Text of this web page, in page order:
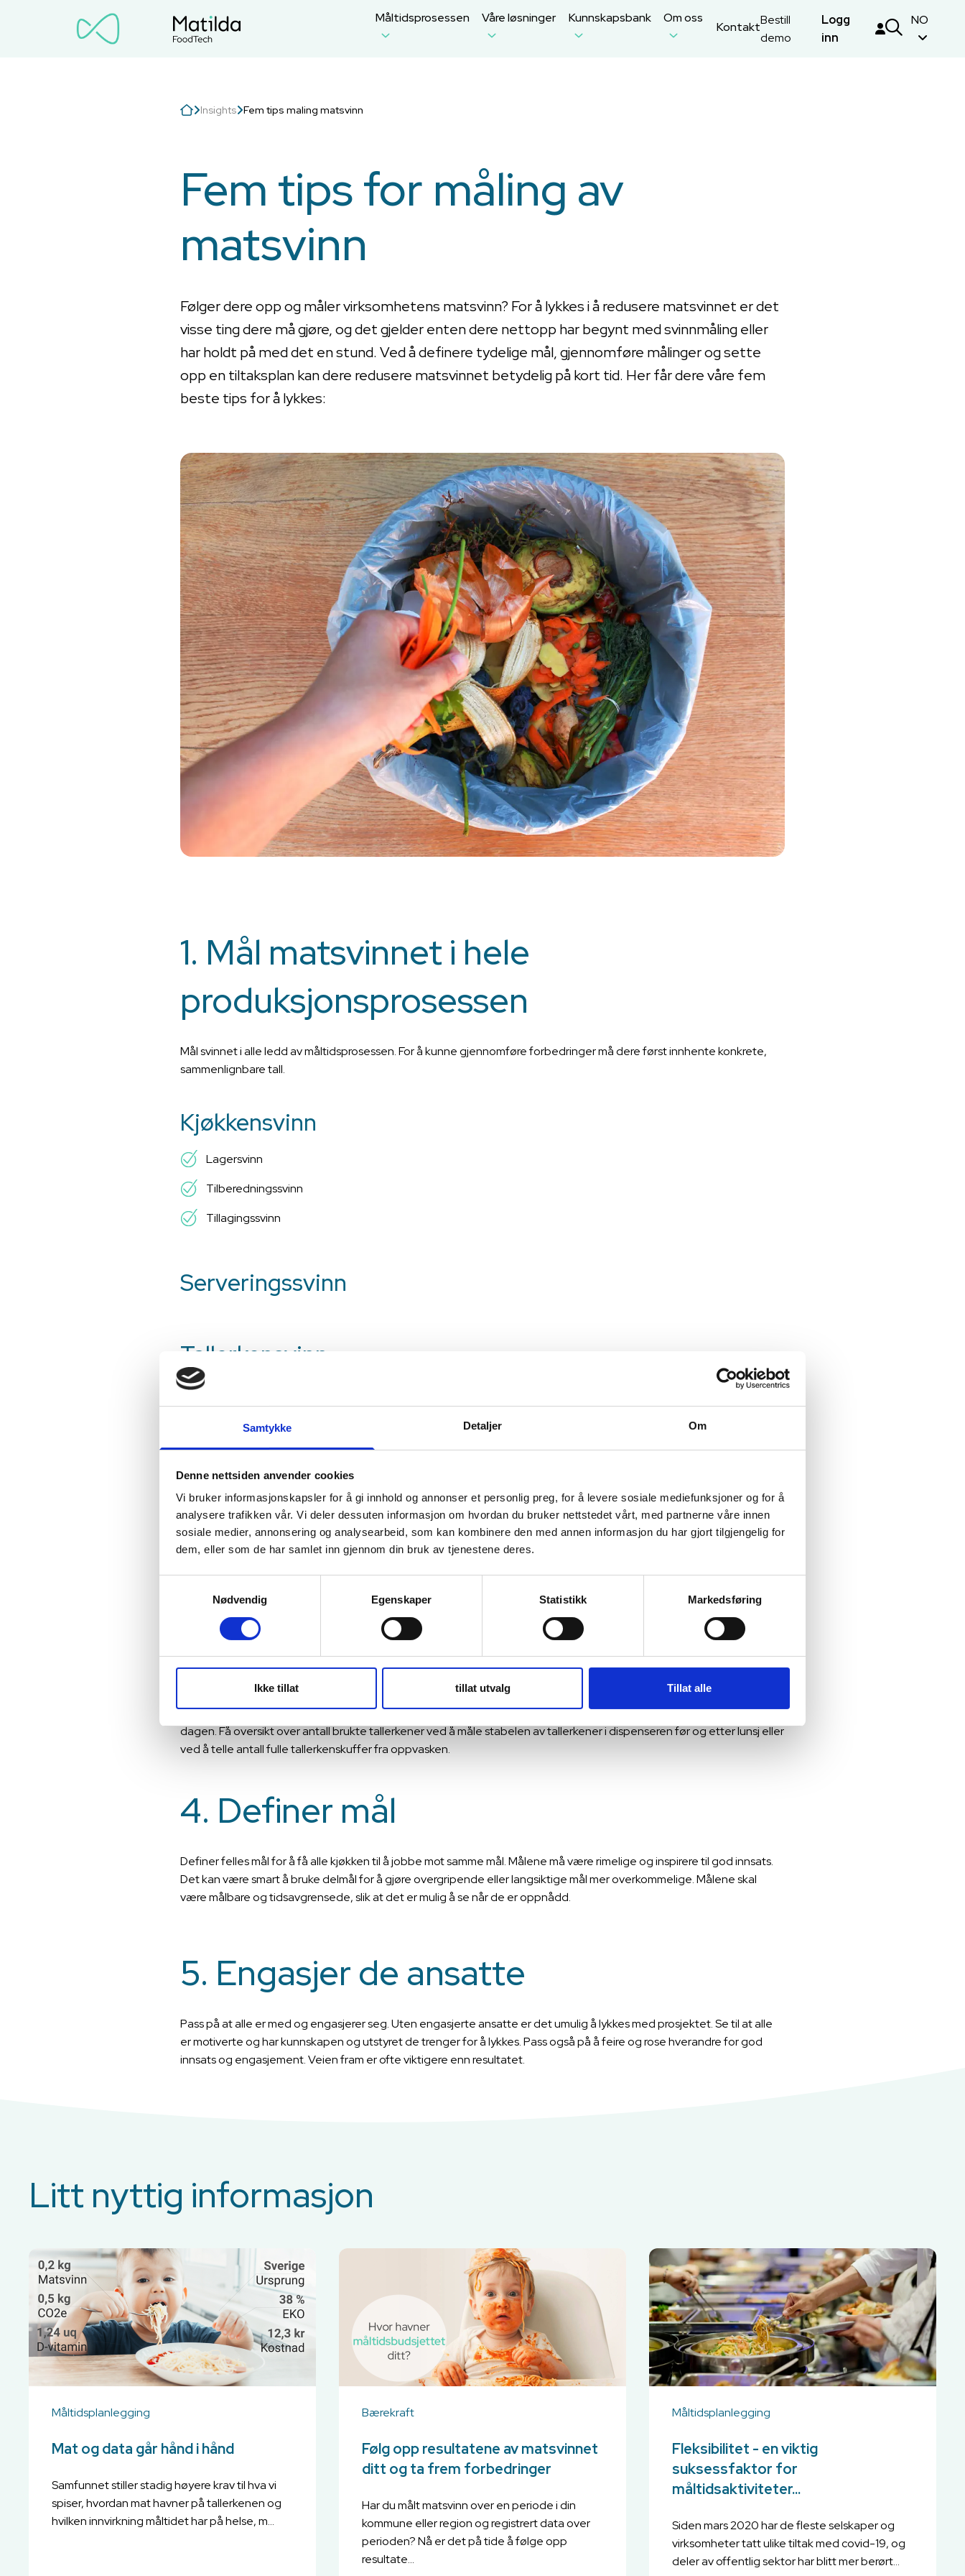
Samtykke Detaljer Om
Denne nettsiden anvender cookies
Vi bruker informasjonskapsler for å gi innhold og annonser et personlig preg, for å levere sosiale mediefunksjoner og for å
analysere trafikken vår. Vi deler dessuten informasjon om hvordan du bruker nettstedet vårt, med partnerne våre innen
sosiale medier, annonsering og analysearbeid, som kan kombinere den med annen informasjon du har gjort tilgjengelig for
dem, eller som de har samlet inn gjennom din bruk av tjenestene deres.
Nødvendig
Egenskaper Statistikk Markedsføring
Ikke tillat tillat utvalg Tillat alle
Måltidsprosessen Våre løsninger Kunnskapsbank Om oss
KontaktBestill
demo
Logg
inn
NO
Insights Fem tips maling matsvinn
Fem tips for måling av
matsvinn
Følger dere opp og måler virksomhetens matsvinn? For å lykkes i å redusere matsvinnet er det
visse ting dere må gjøre, og det gjelder enten dere nettopp har begynt med svinnmåling eller
har holdt på med det en stund. Ved å definere tydelige mål, gjennomføre målinger og sette
opp en tiltaksplan kan dere redusere matsvinnet betydelig på kort tid. Her får dere våre fem
beste tips for å lykkes:
1. Mål matsvinnet i hele
produksjonsprosessen
Mål svinnet i alle ledd av måltidsprosessen. For å kunne gjennomføre forbedringer må dere først innhente konkrete,
sammenlignbare tall.
Kjøkkensvinn
Lagersvinn
Tilberedningssvinn
Tillagingssvinn
Serveringssvinn
Tallerkensvinn
Et tips er å ha egne beholdere for hver svinntype og merke dem tydelig slik at alle kan se. Da blir det lettere å skille
svinntypene fra hverandre.
2. Mål matsvinnet løpende
Ved å måle matsvinnet løpende får dere et riktigere bilde av situasjonen, og dere får også oversikt over hvilke retter
eller kombinasjoner av retter som gir mer eller mindre svinn.
3. Utarbeid en svinnanalyse
Lag en svinnanalyse basert på målingene. Da får dere full oversikt over hvor i organisasjonende ulike typene svinn
rapporteres, og hva det innebærer for organisasjonen som helhet eller per kjøkken.
For å få fram tall for andel svinn per spisende gjest må dere ha informasjon om hvor mange som har spist den aktuelle
dagen. Få oversikt over antall brukte tallerkener ved å måle stabelen av tallerkener i dispenseren før og etter lunsj eller
ved å telle antall fulle tallerkenskuffer fra oppvasken.
4. Definer mål
Definer felles mål for å få alle kjøkken til å jobbe mot samme mål. Målene må være rimelige og inspirere til god innsats.
Det kan være smart å bruke delmål for å gjøre overgripende eller langsiktige mål mer overkommelige. Målene skal
være målbare og tidsavgrensede, slik at det er mulig å se når de er oppnådd.
5. Engasjer de ansatte
Pass på at alle er med og engasjerer seg. Uten engasjerte ansatte er det umulig å lykkes med prosjektet. Se til at alle
er motiverte og har kunnskapen og utstyret de trenger for å lykkes. Pass også på å feire og rose hverandre for god
innsats og engasjement. Veien fram er ofte viktigere enn resultatet.
Litt nyttig informasjon
Måltidsplanlegging
Mat og data går hånd i hånd
Samfunnet stiller stadig høyere krav til hva vi
spiser, hvordan mat havner på tallerkenen og
hvilken innvirkning måltidet har på helse, m...
Bærekraft
Følg opp resultatene av matsvinnet
ditt og ta frem forbedringer
Har du målt matsvinn over en periode i din
kommune eller region og registrert data over
perioden? Nå er det på tide å følge opp
resultate...
Måltidsplanlegging
Fleksibilitet - en viktig
suksessfaktor for
måltidsaktiviteter...
Siden mars 2020 har de fleste selskaper og
virksomheter tatt ulike tiltak med covid-19, og
deler av offentlig sektor har blitt mer berørt...